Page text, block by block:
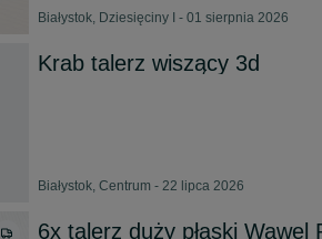
Białystok, Dziesięciny I - 01 sierpnia 2026
Krab talerz wiszący 3d
Białystok, Centrum - 22 lipca 2026
6x talerz duży płaski